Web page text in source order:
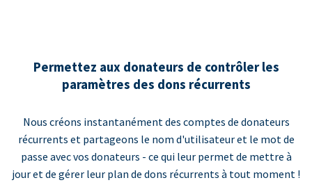
Permettez aux donateurs de contrôler les
paramètres des dons récurrents
Nous créons instantanément des comptes de donateurs
récurrents et partageons le nom d'utilisateur et le mot de
passe avec vos donateurs - ce qui leur permet de mettre à
jour et de gérer leur plan de dons récurrents à tout moment !